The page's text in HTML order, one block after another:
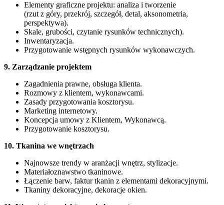
Elementy graficzne projektu: analiza i tworzenie
(rzut z góry, przekrój, szczegół, detal, aksonometria,
perspektywa).
Skale, grubości, czytanie rysunków technicznych).
Inwentaryzacja.
Przygotowanie wstępnych rysunków wykonawczych.
9. Zarządzanie projektem
Zagadnienia prawne, obsługa klienta.
Rozmowy z klientem, wykonawcami.
Zasady przygotowania kosztorysu.
Marketing internetowy.
Koncepcja umowy z Klientem, Wykonawcą.
Przygotowanie kosztorysu.
10. Tkanina we wnętrzach
Najnowsze trendy w aranżacji wnętrz, stylizacje.
Materiałoznawstwo tkaninowe.
Łączenie barw, faktur tkanin z elementami dekoracyjnymi.
Tkaniny dekoracyjne, dekoracje okien.